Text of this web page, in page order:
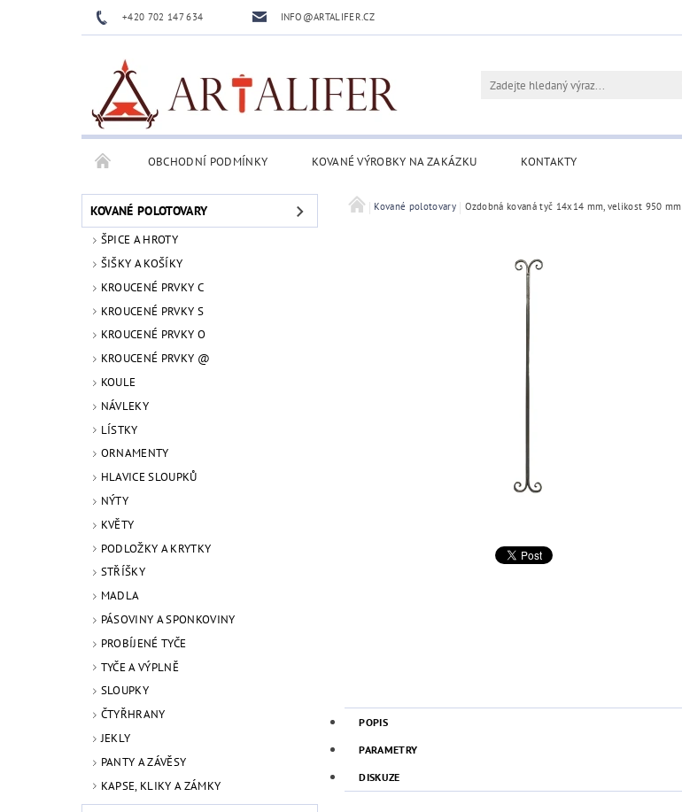
+420 702 147 634 INFO@ARTALIFER.CZ
OBCHODNÍ PODMÍNKY KOVANÉ VÝROBKY NA ZAKÁZKU KONTAKTY
KOVANÉ POLOTOVARY
ŠPICE A HROTY
ŠIŠKY A KOŠÍKY
KROUCENÉ PRVKY C
KROUCENÉ PRVKY S
KROUCENÉ PRVKY O
KROUCENÉ PRVKY @
KOULE
NÁVLEKY
LÍSTKY
ORNAMENTY
HLAVICE SLOUPKŮ
NÝTY
KVĚTY
PODLOŽKY A KRYTKY
STŘÍŠKY
MADLA
PÁSOVINY A SPONKOVINY
PROBÍJENÉ TYČE
TYČE A VÝPLNĚ
SLOUPKY
ČTYŘHRANY
JEKLY
PANTY A ZÁVĚSY
KAPSE, KLIKY A ZÁMKY
Kované polotovary Ozdobná kovaná tyč 14x14 mm, velikost 950 mm
POPIS
PARAMETRY
DISKUZE